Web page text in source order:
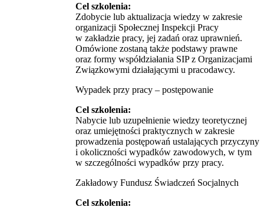
Cel szkolenia:
Zdobycie lub aktualizacja wiedzy w zakresie
organizacji Społecznej Inspekcji Pracy
w zakładzie pracy, jej zadań oraz uprawnień.
Omówione zostaną także podstawy prawne
oraz formy współdziałania SIP z Organizacjami
Związkowymi działającymi u pracodawcy.
Wypadek przy pracy – postępowanie
Cel szkolenia:
Nabycie lub uzupełnienie wiedzy teoretycznej
oraz umiejętności praktycznych w zakresie
prowadzenia postępowań ustalających przyczyny
i okoliczności wypadków zawodowych, w tym
w szczególności wypadków przy pracy.
Zakładowy Fundusz Świadczeń Socjalnych
Cel szkolenia: